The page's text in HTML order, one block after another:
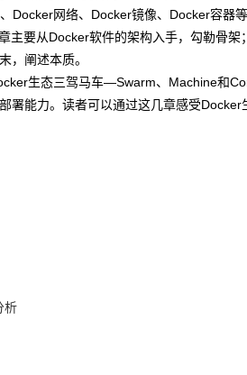
Docker网络、Docker镜像、Docker容器
主要从Docker软件的架构入手，勾勒骨
，阐述本质。
生态三驾马车—Swarm、Machine和
署能力。读者可以通过这几章感受Docker
析